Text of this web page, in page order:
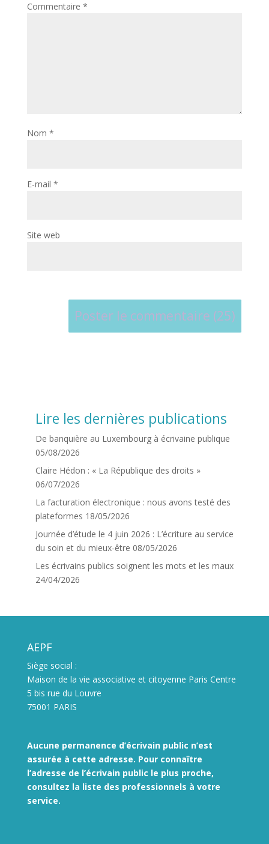
Commentaire *
Nom *
E-mail *
Site web
Lire les dernières publications
De banquière au Luxembourg à écrivaine publique
05/08/2026
Claire Hédon : « La République des droits »
06/07/2026
La facturation électronique : nous avons testé des
plateformes 18/05/2026
Journée d’étude le 4 juin 2026 : L’écriture au service
du soin et du mieux-être 08/05/2026
Les écrivains publics soignent les mots et les maux
24/04/2026
AEPF
Siège social :
Maison de la vie associative et citoyenne Paris Centre
5 bis rue du Louvre
75001 PARIS
Aucune permanence d’écrivain public n’est
assurée à cette adresse. Pour connaître
l’adresse de l’écrivain public le plus proche,
consultez la liste des professionnels à votre
service.